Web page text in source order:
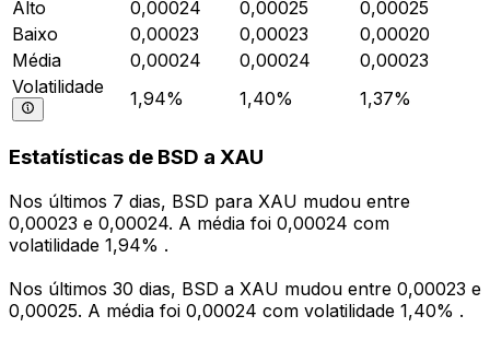
Alto
0,00024 0,00025
0,00025
Baixo
0,00023 0,00023
0,00020
Média
0,00024 0,00024
0,00023
Volatilidade
1,94% 1,40% 1,37%
Estatísticas de BSD a XAU
Nos últimos 7 dias, BSD para XAU mudou entre
0,00023 e 0,00024. A média foi 0,00024 com
volatilidade 1,94% .
Nos últimos 30 dias, BSD a XAU mudou entre 0,00023 e
0,00025. A média foi 0,00024 com volatilidade 1,40% .